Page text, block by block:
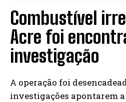
Combustível
Acre foi
investigação
A operação foi
investigações apontarem